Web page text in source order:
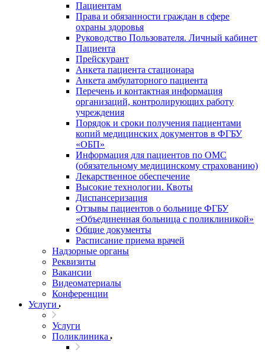
Пациентам
Права и обязанности граждан в сфере
охраны здоровья
Руководство Пользователя. Личный кабинет
Пациента
Прейскурант
Анкета пациента стационара
Анкета амбулаторного пациента
Перечень и контактная информация
организаций, контролирующих работу
учреждения
Порядок и сроки получения пациентами
копий медицинских документов в ФГБУ
«ОБП»
Информация для пациентов по ОМС
(обязательному медицинскому страхованию)
Лекарственное обеспечение
Высокие технологии. Квоты
Диспансеризация
Отзывы пациентов о больнице ФГБУ
«Объединенная больница с поликлиникой»
Общие документы
Расписание приема врачей
Надзорные органы
Реквизиты
Вакансии
Видеоматериалы
Конференции
Услуги
Услуги
Поликлиника